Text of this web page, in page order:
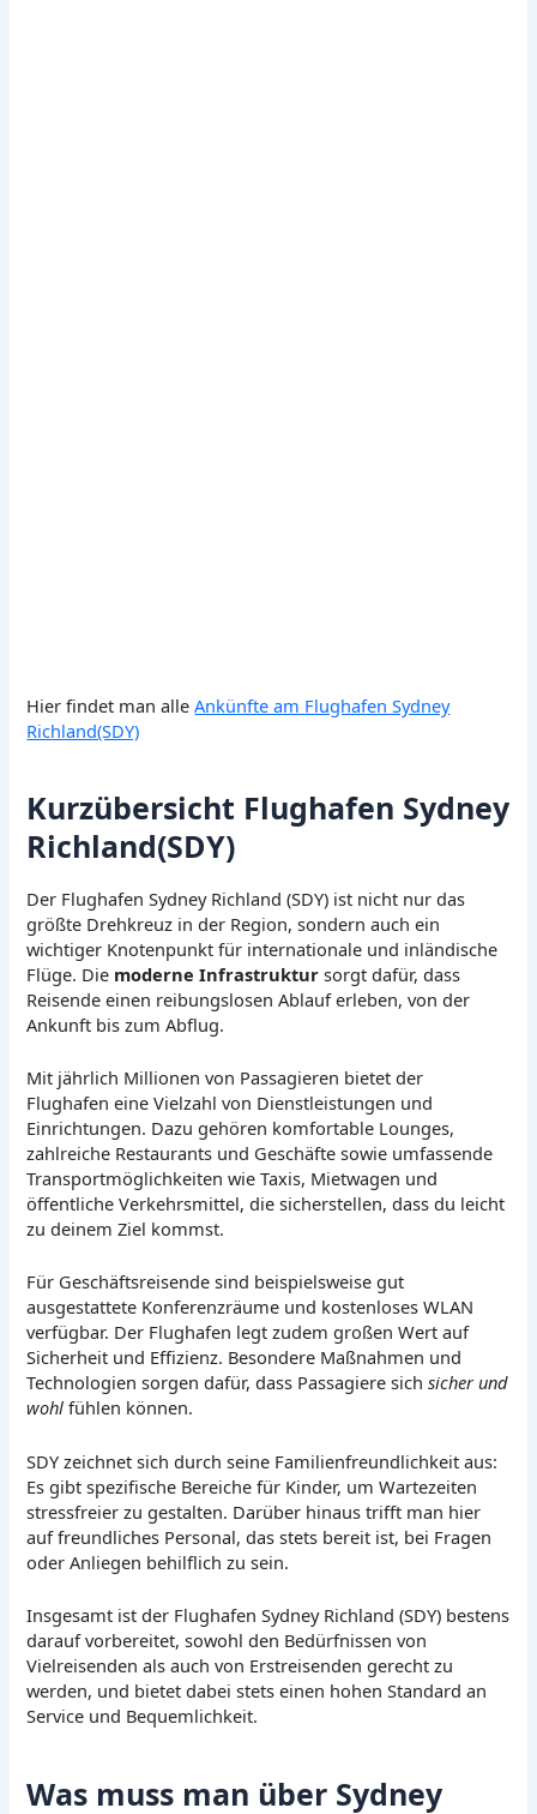
Hier findet man alleAnkünfte am Flughafen Sydney
Richland(SDY)
Kurzübersicht Flughafen Sydney
Richland(SDY)
Der Flughafen Sydney Richland (SDY) ist nicht nur das
größte Drehkreuz in der Region, sondern auch ein
wichtiger Knotenpunkt für internationale und inländische
Flüge. Die moderne Infrastruktur sorgt dafür, dass
Reisende einen reibungslosen Ablauf erleben, von der
Ankunft bis zum Abflug.
Mit jährlich Millionen von Passagieren bietet der
Flughafen eine Vielzahl von Dienstleistungen und
Einrichtungen. Dazu gehören komfortable Lounges,
zahlreiche Restaurants und Geschäfte sowie umfassende
Transportmöglichkeiten wie Taxis, Mietwagen und
öffentliche Verkehrsmittel, die sicherstellen, dass du leicht
zu deinem Ziel kommst.
Für Geschäftsreisende sind beispielsweise gut
ausgestattete Konferenzräume und kostenloses WLAN
verfügbar. Der Flughafen legt zudem großen Wert auf
Sicherheit und Effizienz. Besondere Maßnahmen und
Technologien sorgen dafür, dass Passagiere sichsicher und
wohl fühlen können.
SDY zeichnet sich durch seine Familienfreundlichkeit aus:
Es gibt spezifische Bereiche für Kinder, um Wartezeiten
stressfreier zu gestalten. Darüber hinaus trifft man hier
auf freundliches Personal, das stets bereit ist, bei Fragen
oder Anliegen behilflich zu sein.
Insgesamt ist der Flughafen Sydney Richland (SDY) bestens
darauf vorbereitet, sowohl den Bedürfnissen von
Vielreisenden als auch von Erstreisenden gerecht zu
werden, und bietet dabei stets einen hohen Standard an
Service und Bequemlichkeit.
Was muss man über Sydney